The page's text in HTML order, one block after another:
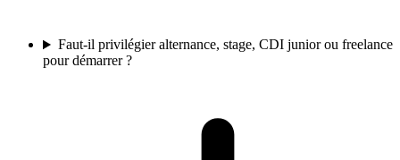
Faut-il privilégier alternance, stage, CDI junior ou freelance
pour démarrer ?